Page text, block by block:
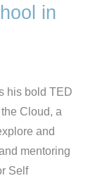
in
his bold TED
Cloud, a
and
mentoring
Self